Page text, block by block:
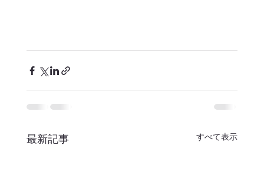
最新記事 すべて表示